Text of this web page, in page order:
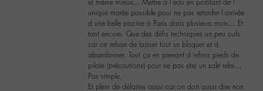
et même mieux… Mettre à l eau en profitant de l
unique marée possible pour ne pas retarder l arrivée
d une belle piscine à Paris dans plusieurs mois… Et
tant encore. Que des défis techniques un peu oufs
car on refuse de laisser tout se bloquer et d
abandonner. Tout ça en prenant d infinis pieds de
pilote (précautions) pour ne pas etre un sale relai…
Pas simple.
Et plein de défaites aussi car on doit aussi dire non